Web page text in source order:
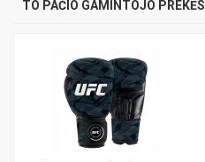
TO PAČIO GAMINTOJO PREKĖS